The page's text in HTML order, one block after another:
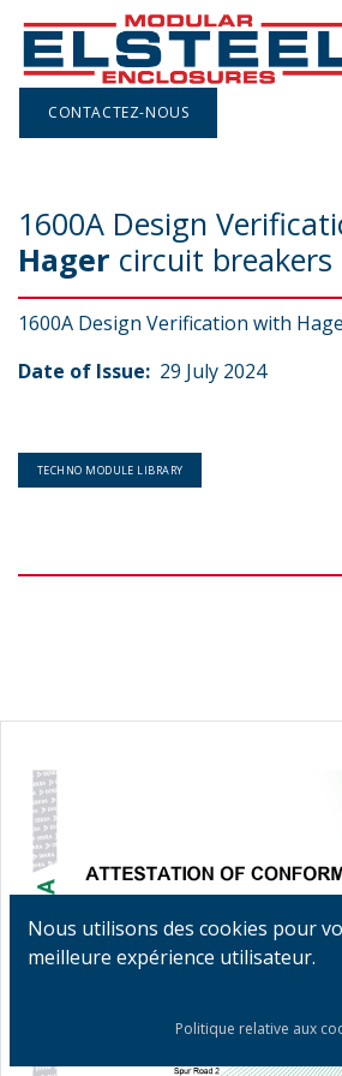
CONTACTEZ-NOUS
1600A Design
Hager circuit breakers
1600A Design Verification with
Date of Issue: 29 July 2024
TECHNO MODULE LIBRARY
Nous utilisons des cookies pour
meilleure expérience utilisateur.
Politique relative aux